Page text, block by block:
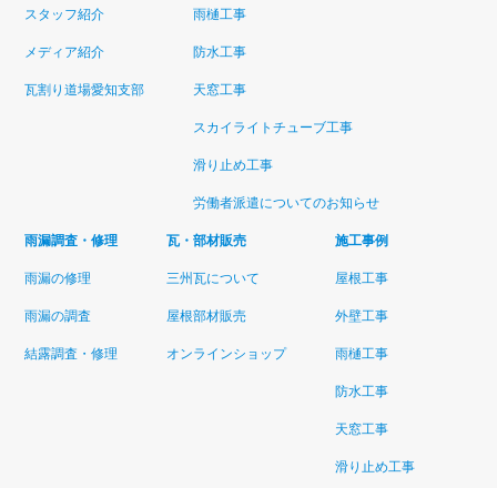
スタッフ紹介
メディア紹介
瓦割り道場愛知支部
雨樋工事
防水工事
天窓工事
スカイライトチューブ工事
滑り止め工事
労働者派遣についてのお知らせ
雨漏調査・修理
雨漏の修理
雨漏の調査
結露調査・修理
瓦・部材販売
三州瓦について
屋根部材販売
オンラインショップ
施工事例
屋根工事
外壁工事
雨樋工事
防水工事
天窓工事
滑り止め工事